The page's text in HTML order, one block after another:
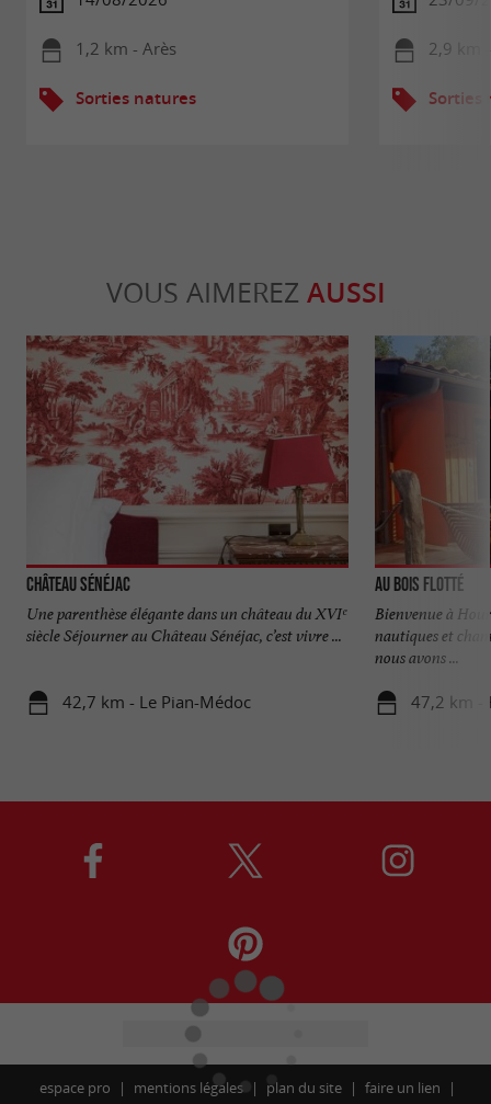
1,2 km - Arès
Sorties natures
2,9 km
Sorties
VOUS AIMEREZ AUSSI
Château Sénéjac
Une parenthèse élégante dans un château du XVIᵉ
siècle Séjourner au Château Sénéjac, c’est vivre ...
42,7 km - Le Pian-Médoc
Au Bois Flotté
Bienvenue à
nautiques et
nous avons ...
47,2 km -
espace pro mentions légales plan du site faire un lien